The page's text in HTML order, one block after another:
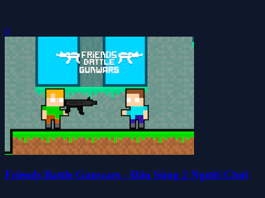
0
Friends Battle Gunwars - Đấu Súng 2 Người Chơi